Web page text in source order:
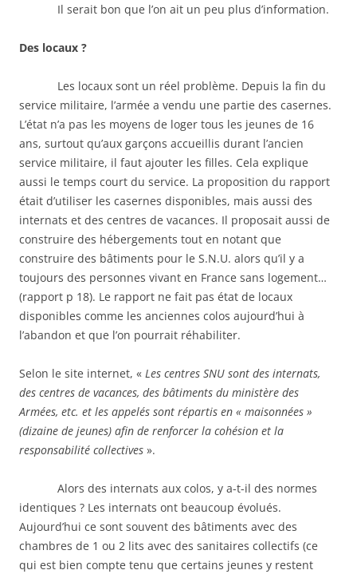
Il serait bon que l’on ait un peu plus d’information.
Des locaux ?
Les locaux sont un réel problème. Depuis la fin du
service militaire, l’armée a vendu une partie des casernes.
L’état n’a pas les moyens de loger tous les jeunes de 16
ans, surtout qu’aux garçons accueillis durant l’ancien
service militaire, il faut ajouter les filles. Cela explique
aussi le temps court du service. La proposition du rapport
était d’utiliser les casernes disponibles, mais aussi des
internats et des centres de vacances. Il proposait aussi de
construire des hébergements tout en notant que
construire des bâtiments pour le S.N.U. alors qu’il y a
toujours des personnes vivant en France sans logement…
(rapport p 18). Le rapport ne fait pas état de locaux
disponibles comme les anciennes colos aujourd’hui à
l’abandon et que l’on pourrait réhabiliter.
Selon le site internet, « Les centres SNU sont des internats,
des centres de vacances, des bâtiments du ministère des
Armées, etc. et les appelés sont répartis en « maisonnées »
(dizaine de jeunes) afin de renforcer la cohésion et la
responsabilité collectives ».
Alors des internats aux colos, y a-t-il des normes
identiques ? Les internats ont beaucoup évolués.
Aujourd’hui ce sont souvent des bâtiments avec des
chambres de 1 ou 2 lits avec des sanitaires collectifs (ce
qui est bien compte tenu que certains jeunes y restent